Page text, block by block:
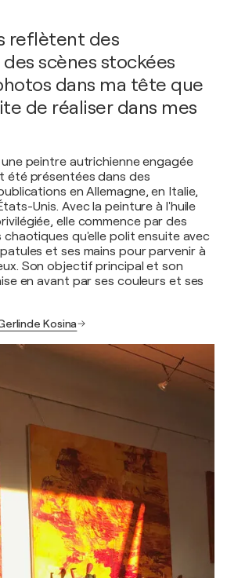
reflètent des
scènes stockées
dans ma tête que
de réaliser dans mes
peintre autrichienne engagée
présentées dans des
en Allemagne, en Italie,
Unis. Avec la peinture à l'huile
elle commence par des
qu'elle polit ensuite avec
et ses mains pour parvenir à
Son objectif principal et son
en avant par ses couleurs et ses
Kosina